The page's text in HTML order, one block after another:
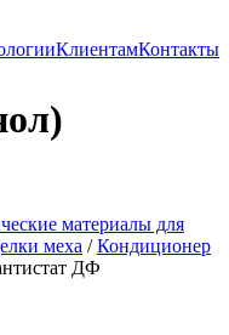
КлиентамКонтакты
материалы для
меха / Кондиционер
ДФ